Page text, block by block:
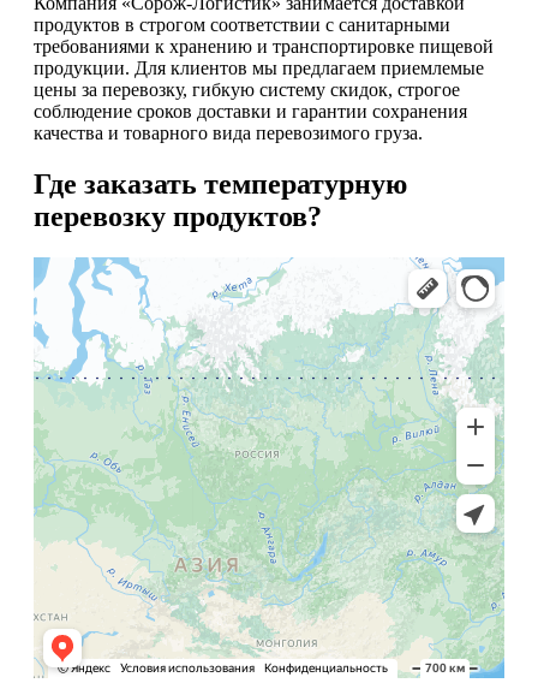
продуктов в строгом соответствии с санитарными
требованиями к хранению и транспортировке пищевой
продукции. Для клиентов мы предлагаем приемлемые
цены за перевозку, гибкую систему скидок, строгое
соблюдение сроков доставки и гарантии сохранения
качества и товарного вида перевозимого груза.
Где заказать температурную
перевозку продуктов?